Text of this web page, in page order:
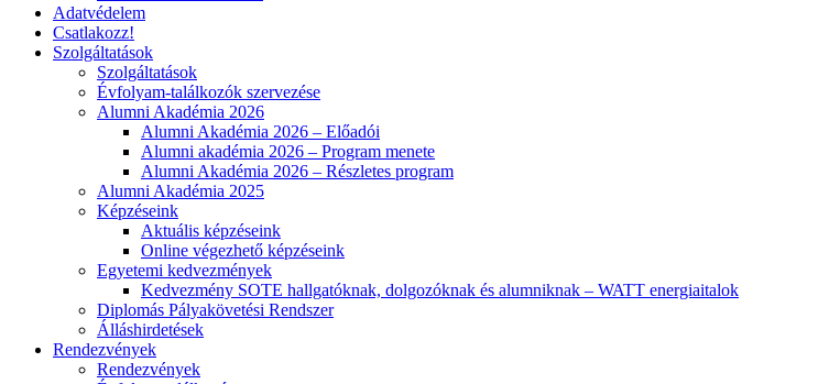
Adatvédelem
Csatlakozz!
Szolgáltatások
Szolgáltatások
Évfolyam-találkozók szervezése
Alumni Akadémia 2026
Alumni Akadémia 2026 – Előadói
Alumni akadémia 2026 – Program menete
Alumni Akadémia 2026 – Részletes program
Alumni Akadémia 2025
Képzéseink
Aktuális képzéseink
Online végezhető képzéseink
Egyetemi kedvezmények
Kedvezmény SOTE hallgatóknak, dolgozóknak és alumniknak – WATT energiaitalok
Diplomás Pályakövetési Rendszer
Álláshirdetések
Rendezvények
Rendezvények